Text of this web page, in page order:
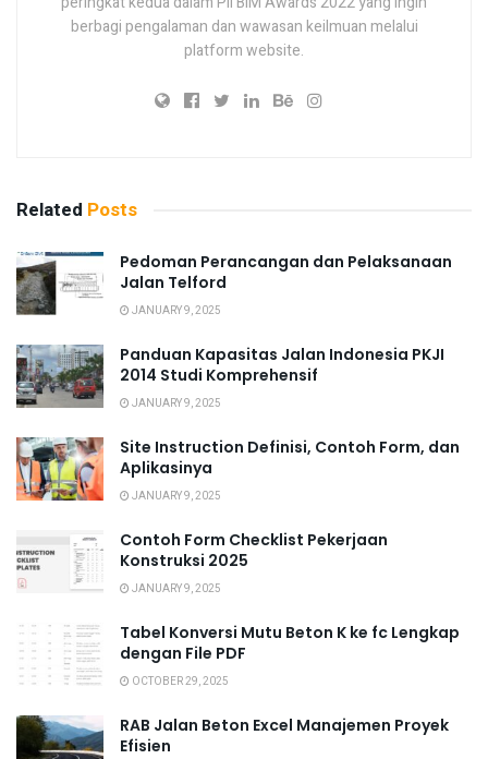
berbagi pengalaman dan wawasan keilmuan melalui
platform website.
Related Posts
Pedoman Perancangan dan Pelaksanaan
Jalan Telford
JANUARY 9, 2025
Panduan Kapasitas Jalan Indonesia PKJI
2014 Studi Komprehensif
JANUARY 9, 2025
Site Instruction Definisi, Contoh Form, dan
Aplikasinya
JANUARY 9, 2025
Contoh Form Checklist Pekerjaan
Konstruksi 2025
JANUARY 9, 2025
Tabel Konversi Mutu Beton K ke fc Lengkap
dengan File PDF
OCTOBER 29, 2025
RAB Jalan Beton Excel Manajemen Proyek
Efisien